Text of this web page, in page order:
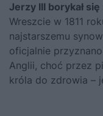
Jerzy III borykał
Wreszcie w 1811
najstarszemu
oficjalnie
Anglii, choć przez
króla do zdrowia –